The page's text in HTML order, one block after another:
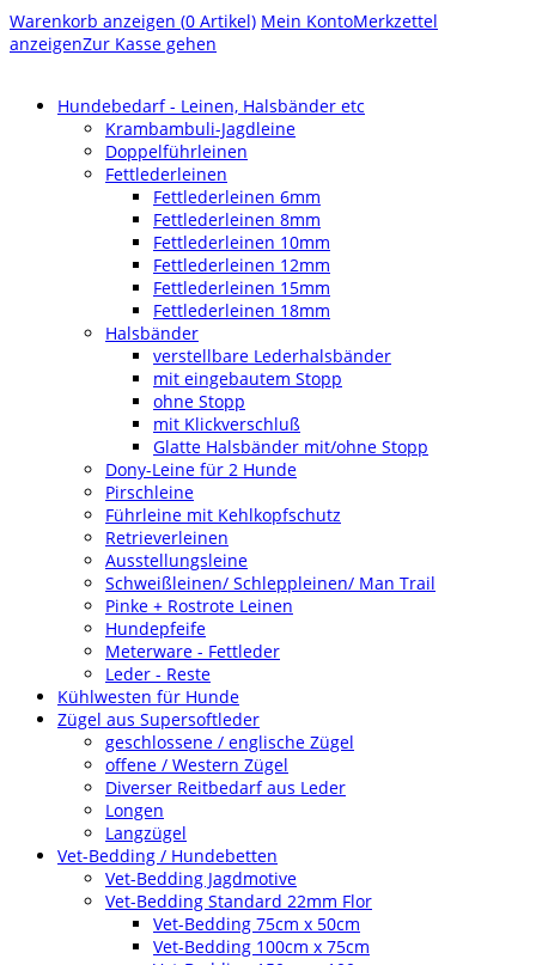
Warenkorb anzeigen (0 Artikel) Mein KontoMerkzettel
anzeigenZur Kasse gehen
Hundebedarf - Leinen, Halsbänder etc
Krambambuli-Jagdleine
Doppelführleinen
Fettlederleinen
Fettlederleinen 6mm
Fettlederleinen 8mm
Fettlederleinen 10mm
Fettlederleinen 12mm
Fettlederleinen 15mm
Fettlederleinen 18mm
Halsbänder
verstellbare Lederhalsbänder
mit eingebautem Stopp
ohne Stopp
mit Klickverschluß
Glatte Halsbänder mit/ohne Stopp
Dony-Leine für 2 Hunde
Pirschleine
Führleine mit Kehlkopfschutz
Retrieverleinen
Ausstellungsleine
Schweißleinen/ Schleppleinen/ Man Trail
Pinke + Rostrote Leinen
Hundepfeife
Meterware - Fettleder
Leder - Reste
Kühlwesten für Hunde
Zügel aus Supersoftleder
geschlossene / englische Zügel
offene / Western Zügel
Diverser Reitbedarf aus Leder
Longen
Langzügel
Vet-Bedding / Hundebetten
Vet-Bedding Jagdmotive
Vet-Bedding Standard 22mm Flor
Vet-Bedding 75cm x 50cm
Vet-Bedding 100cm x 75cm